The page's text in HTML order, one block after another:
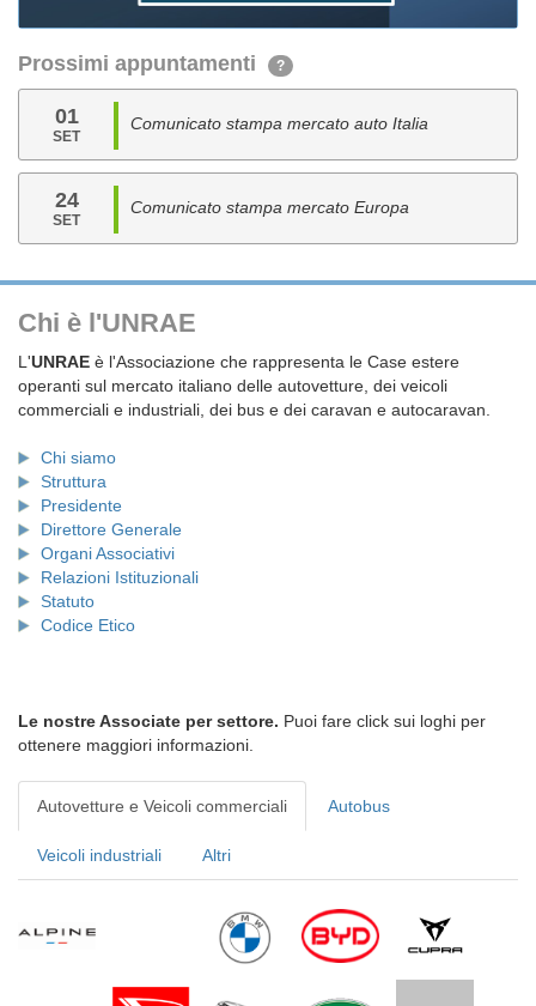
Prossimi appuntamenti ?
01
SET
Comunicato stampa mercato auto Italia
24
SET
Comunicato stampa mercato Europa
Chi è l'UNRAE
L'UNRAE è l'Associazione che rappresenta le Case estere
operanti sul mercato italiano delle autovetture, dei veicoli
commerciali e industriali, dei bus e dei caravan e autocaravan.
Chi siamo
Struttura
Presidente
Direttore Generale
Organi Associativi
Relazioni Istituzionali
Statuto
Codice Etico
Le nostre Associate per settore. Puoi fare click sui loghi per
ottenere maggiori informazioni.
Autovetture e Veicoli commerciali Autobus
Veicoli industriali Altri